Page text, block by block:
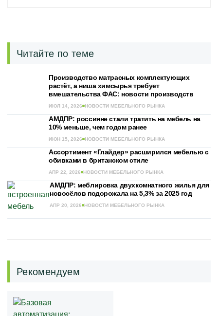
Читайте по теме
Производство матрасных комплектующих
растёт, а ниша химсырья требует
вмешательства ФАС: новости производств
ИЮЛ 14, 2026 НОВОСТИ МЕБЕЛЬНОГО РЫНКА
АМДПР: россияне стали тратить на мебель на
10% меньше, чем годом ранее
ИЮН 15, 2026 НОВОСТИ МЕБЕЛЬНОГО РЫНКА
Ассортимент «Глайдер» расширился мебелью с
обивками в британском стиле
АПР 22, 2026 НОВОСТИ МЕБЕЛЬНОГО РЫНКА
АМДПР: меблировка двухкомнатного жилья для
новосёлов подорожала на 5,3% за 2025 год
АПР 20, 2026 НОВОСТИ МЕБЕЛЬНОГО РЫНКА
Рекомендуем